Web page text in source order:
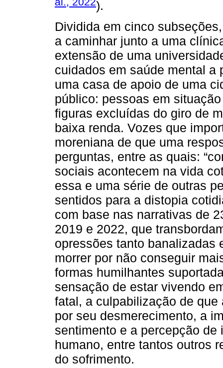
).
Dividida em cinco
a caminhar junto a uma
extensão de uma
cuidados em saúde mental a
uma casa de apoio de uma
público: pessoas em
figuras excluídas do giro de
baixa renda. Vozes que
moreniana de que uma
perguntas, entre as quais:
sociais acontecem na vida
essa e uma série de outras
sentidos para a distopia
com base nas narrativas de
2019 e 2022, que
opressões tanto banalizadas
morrer por não conseguir
formas humilhantes
sensação de estar vivendo
fatal, a culpabilização de
por seu desmerecimento, a
sentimento e a percepção
humano, entre tantos outros
do sofrimento.